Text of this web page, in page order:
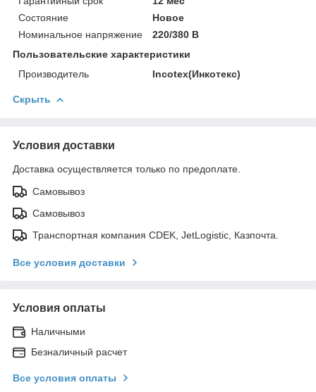
Состояние
Новое
Номинальное напряжение
220/380 В
Пользовательские характеристики
Производитель
Incotex(Инкотекс)
Скрыть
Условия доставки
Доставка осуществляется только по предоплате.
Самовывоз
Самовывоз
Транспортная компания CDEK, JetLogistic, Казпочта.
Все условия доставки
Условия оплаты
Наличными
Безналичный расчет
Все условия оплаты